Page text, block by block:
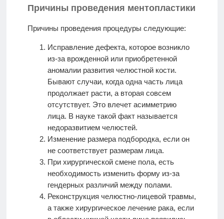
Причины проведения ментопластики
Причины проведения процедуры следующие:
Исправление дефекта, которое возникло
из-за врожденной или приобретенной
аномалии развития челюстной кости.
Бывают случаи, когда одна часть лица
продолжает расти, а вторая совсем
отсутствует. Это влечет асимметрию
лица. В науке такой факт называется
недоразвитием челюстей.
Изменение размера подбородка, если он
не соответствует размерам лица.
При хирургической смене пола, есть
необходимость изменить форму из-за
гендерных различий между полами.
Реконструкция челюстно-лицевой травмы,
а также хирургическое лечение рака, если